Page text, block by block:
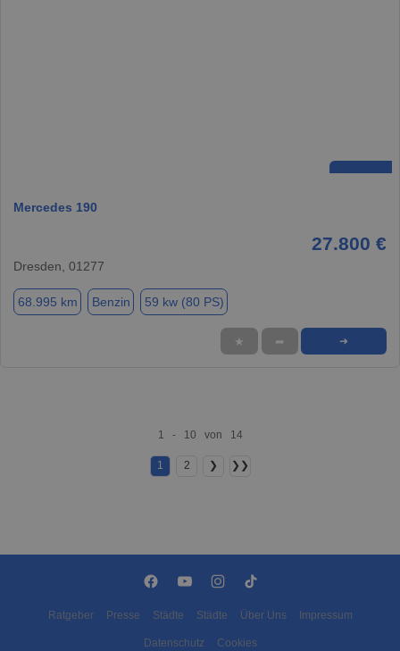
Mercedes 190
27.800 €
Dresden, 01277
68.995 km Benzin 59 kw (80 PS)
★ ➦ ➜
1 - 10 von 14
1 2 ❯ ❯❯
Ratgeber Presse Städte Städte Über Uns Impressum
Datenschutz Cookies